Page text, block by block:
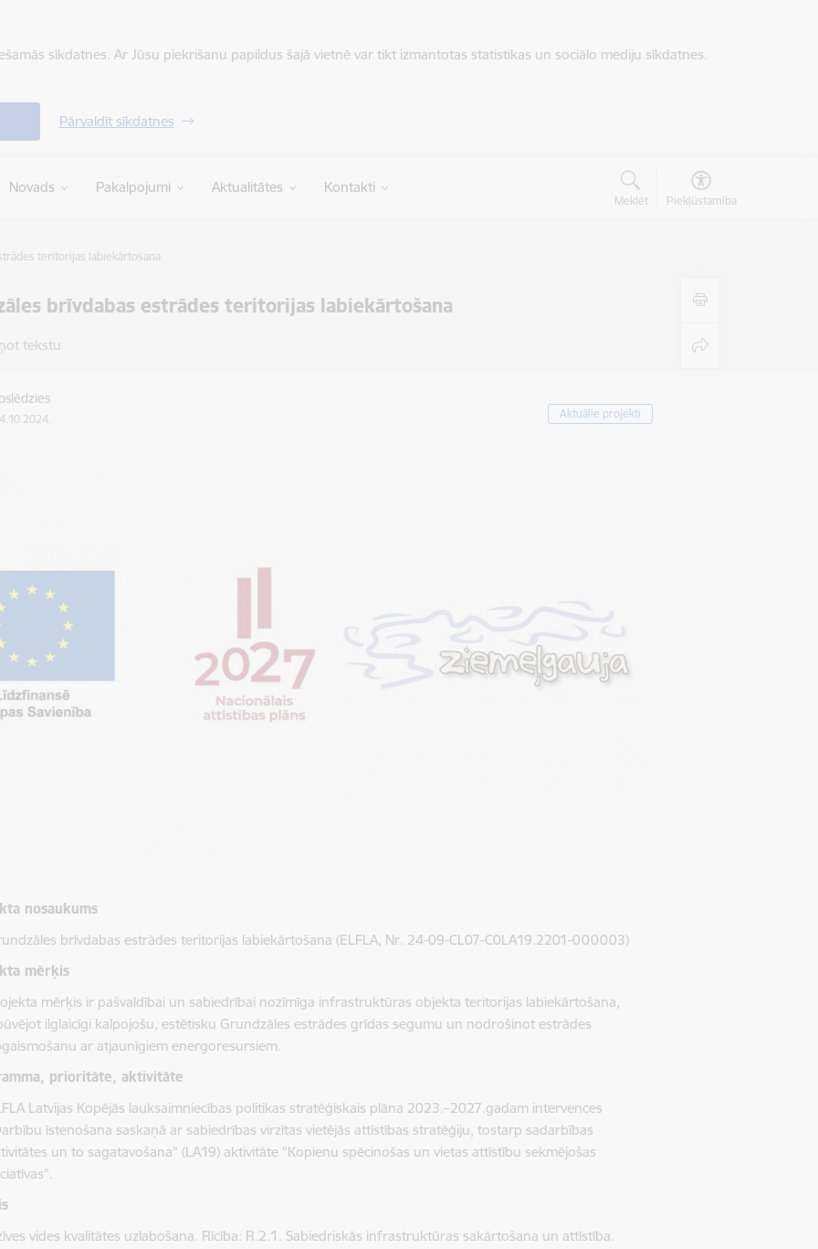
sīkdatnes. Ar Jūsu piekrišanu papildus šajā vietnē var tikt izmantotas statistikas un sociālo mediju sīkdatnes.
Pārvaldīt sīkdatnes
Novads Pakalpojumi Aktualitātes Kontakti
Meklēt Piekļūstamība
teritorijas labiekārtošana
brīvdabas estrādes teritorijas labiekārtošana
tekstu
Aktuālie projekti
nosaukums
brīvdabas estrādes teritorijas labiekārtošana (ELFLA, Nr. 24-09-CL07-C0LA19.2201-000003)
mērķis
mērķis ir pašvaldībai un sabiedrībai nozīmīga infrastruktūras objekta teritorijas labiekārtošana,
ilglaicīgi kalpojošu, estētisku Grundzāles estrādes grīdas segumu un nodrošinot estrādes
ar atjaunīgiem energoresursiem.
prioritāte, aktivitāte
Latvijas Kopējās lauksaimniecības politikas stratēģiskais plāna 2023.–2027.gadam intervences
īstenošana saskaņā ar sabiedrības virzītas vietējās attīstības stratēģiju, tostarp sadarbības
un to sagatavošana" (LA19) aktivitāte "Kopienu spēcinošas un vietas attīstību sekmējošas
vides kvalitātes uzlabošana. Rīcība: R.2.1. Sabiedriskās infrastruktūras sakārtošana un attīstība.